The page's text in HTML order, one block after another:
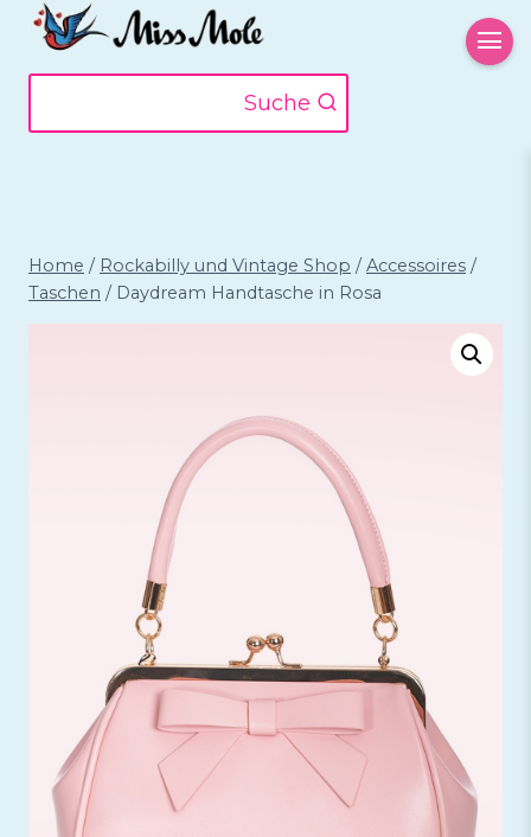
Zum
Inhalt
springen
Suche
Home / Rockabilly und Vintage Shop / Accessoires /
Taschen / Daydream Handtasche in Rosa